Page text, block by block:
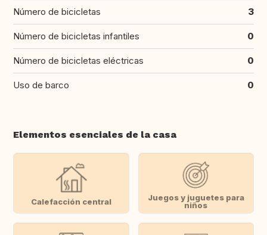
Número de bicicletas 3
Número de bicicletas infantiles 0
Número de bicicletas eléctricas 0
Uso de barco 0
Elementos esenciales de la casa
Calefacción central
Juegos y juguetes para
niños